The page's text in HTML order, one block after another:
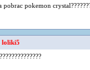
pokemon
loliki5